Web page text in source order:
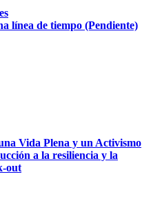
línea de tiempo (Pendiente)
Vida Plena y un Activismo
a la resiliencia y la
out